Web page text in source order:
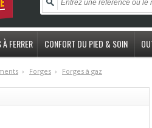
FERRER CONFORT DU PIED & SOIN
› Forges › Forges à gaz